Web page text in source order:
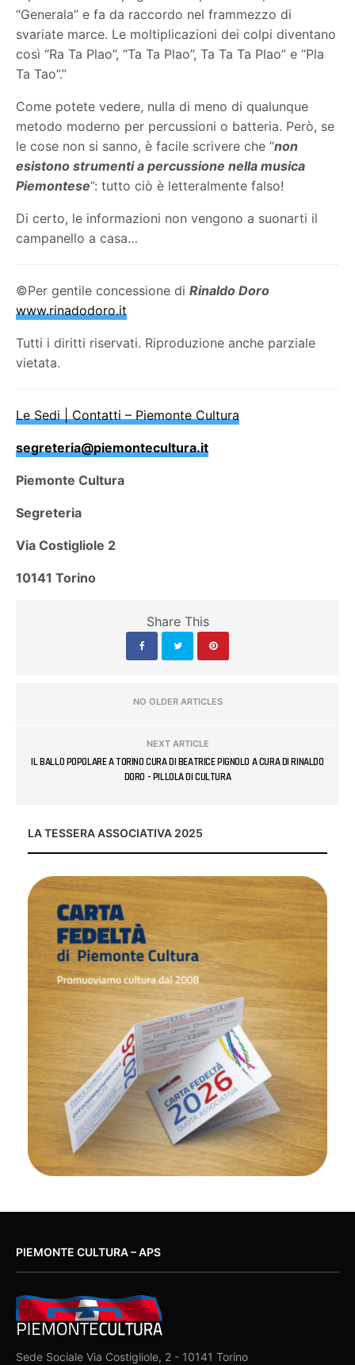
“Generala” e fa da raccordo nel frammezzo di
svariate marce. Le moltiplicazioni dei colpi diventano
così “Ra Ta Plao”, “Ta Ta Plao”, Ta Ta Ta Plao” e “Pla
Ta Tao”.”
Come potete vedere, nulla di meno di qualunque
metodo moderno per percussioni o batteria. Però, se
le cose non si sanno, è facile scrivere che “non
esistono strumenti a percussione nella musica
Piemontese”: tutto ciò è letteralmente falso!
Di certo, le informazioni non vengono a suonarti il
campanello a casa…
©Per gentile concessione diRinaldo Doro
www.rinadodoro.it
Tutti i diritti riservati. Riproduzione anche parziale
vietata.
Le Sedi | Contatti – Piemonte Cultura
segreteria@piemontecultura.it
Piemonte Cultura
Segreteria
Via Costigliole 2
10141 Torino
Share This
NO OLDER ARTICLES
NEXT ARTICLE
IL BALLO POPOLARE A TORINO CURA DI BEATRICE PIGNOLO A CURA DI RINALDO
DORO - PILLOLA DI CULTURA
LA TESSERA ASSOCIATIVA 2025
PIEMONTE CULTURA – APS
Sede Sociale Via Costigliole, 2 - 10141 Torino